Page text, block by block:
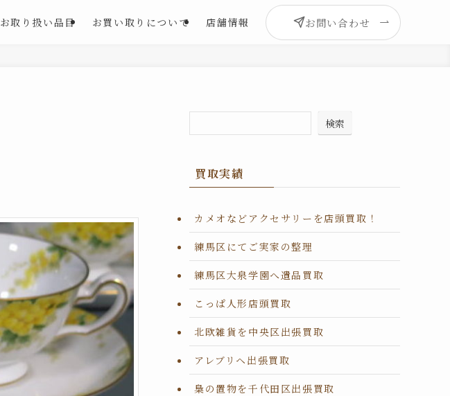
お取り扱い品目 お買い取りについて 店舗情報 お問い合わせ
検索
買取実績
カメオなどアクセサリーを店頭買取！
練馬区にてご実家の整理
練馬区大泉学園へ遺品買取
こっぱ人形店頭買取
北欧雑貨を中央区出張買取
アレブリヘ出張買取
梟の置物を千代田区出張買取